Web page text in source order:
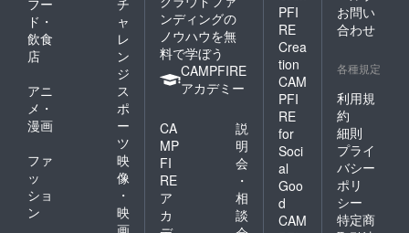
フー
ド・
飲食
店
チ
ャ
レ
ン
ジ
アニ
メ・
漫画
ス
ポ
ー
ツ
ファ
ッ
ショ
ン
映
像
・
映
ンディングの
ノウハウを無
料で学ぼう
CAMPFIRE
アカデミー
CA
MP
FI
RE
ア
カ
説
明
会
・
相
談
PFI
RE
Crea
tion
CAM
PFI
RE
for
Soci
al
Goo
d
CAM
お問い
合わせ
各種規定
利用規
約
細則
プライ
バシー
ポリ
シー
特定商